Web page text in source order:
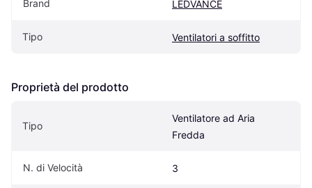
Brand LEDVANCE
Tipo Ventilatori a soffitto
Proprietà del prodotto
Tipo
Ventilatore ad Aria
Fredda
N. di Velocità 3